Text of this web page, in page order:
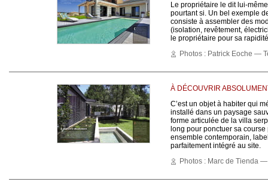
Le propriétaire le dit lui-
pourtant si. Un bel exemple
consiste à assembler des
(isolation, revêtement,
le propriétaire pour sa
Photos : Patrick Eoche —
À DÉCOUVRIR
C’est un objet à habiter qui
installé dans un paysage
forme articulée de la villa
long pour ponctuer sa
ensemble contemporain,
parfaitement intégré au site.
Photos : Marc de Tienda